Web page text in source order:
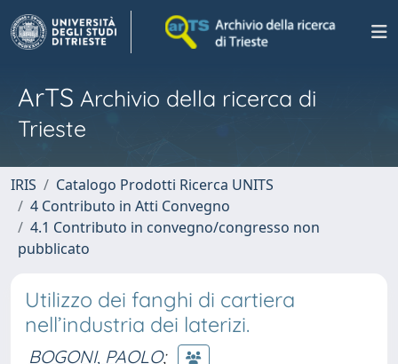
ArTS Archivio della ricerca di
Trieste
IRIS
Catalogo Prodotti Ricerca UNITS
4 Contributo in Atti Convegno
4.1 Contributo in convegno/congresso non
pubblicato
Utilizzo dei fanghi di cartiera
nell’industria dei laterizi.
BOGONI, PAOLO;